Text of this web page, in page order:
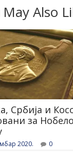
Also
Србија и
за
2020. 0